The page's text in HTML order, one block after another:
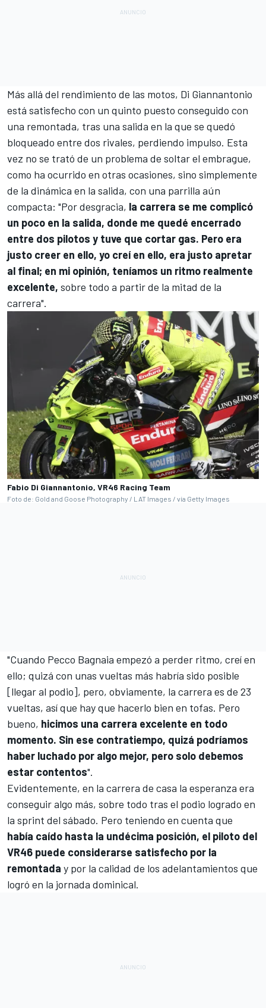
Más allá del rendimiento de las motos, Di Giannantonio
está satisfecho con un quinto puesto conseguido con
una remontada, tras una salida en la que se quedó
bloqueado entre dos rivales, perdiendo impulso. Esta
vez no se trató de un problema de soltar el embrague,
como ha ocurrido en otras ocasiones, sino simplemente
de la dinámica en la salida, con una parrilla aún
compacta: "Por desgracia, la carrera se me complicó
un poco en la salida, donde me quedé encerrado
entre dos pilotos y tuve que cortar gas. Pero era
justo creer en ello, yo creí en ello, era justo apretar
al final; en mi opinión, teníamos un ritmo realmente
excelente, sobre todo a partir de la mitad de la
carrera".
Fabio Di Giannantonio, VR46 Racing Team
Foto de: Gold and Goose Photography / LAT Images / vía Getty Images
"Cuando Pecco Bagnaia empezó a perder ritmo, creí en
ello; quizá con unas vueltas más habría sido posible
[llegar al podio], pero, obviamente, la carrera es de 23
vueltas, así que hay que hacerlo bien en tofas. Pero
bueno, hicimos una carrera excelente en todo
momento. Sin ese contratiempo, quizá podríamos
haber luchado por algo mejor, pero solo debemos
estar contentos".
Evidentemente, en la carrera de casa la esperanza era
conseguir algo más, sobre todo tras el podio logrado en
la sprint del sábado. Pero teniendo en cuenta que
había caído hasta la undécima posición, el piloto del
VR46 puede considerarse satisfecho por la
remontada y por la calidad de los adelantamientos que
logró en la jornada dominical.